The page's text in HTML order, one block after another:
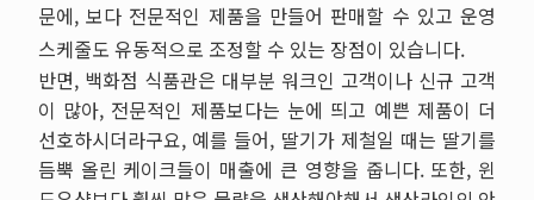
문에,보다 전문적인 제품을 만들어 판매할 수 있고 운영
스케줄도 유동적으로 조정할 수 있는 장점이 있습니다.
반면, 백화점 식품관은 대부분 워크인 고객이나 신규 고객
이 많아, 전문적인 제품보다는 눈에 띄고 예쁜 제품이 더
선호하시더라구요, 예를 들어, 딸기가 제철일 때는 딸기를
듬뿍 올린 케이크들이 매출에 큰 영향을 줍니다. 또한, 윈